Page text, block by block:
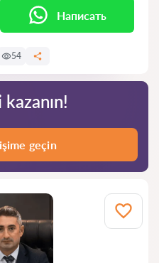
Написать
54
geçin